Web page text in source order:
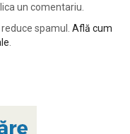
un comentariu.
spamul. Află cum